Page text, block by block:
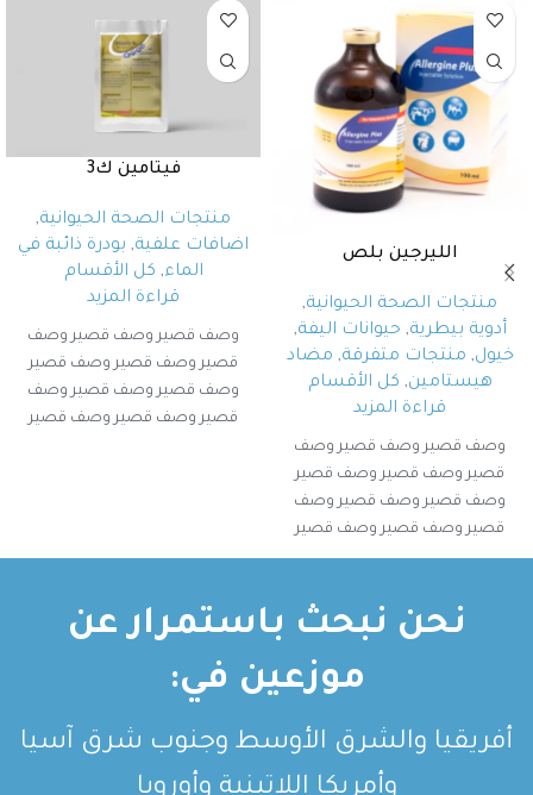
الليرجين بلص
منتجات الصحة الحيوانية,
أدوية بيطرية, حيوانات اليفة,
خيول, منتجات متفرقة, مضاد
هيستامين, كل الأقسام
قراءة المزيد
وصف قصير وصف قصير وصف
قصير وصف قصير وصف قصير
وصف قصير وصف قصير وصف
قصير وصف قصير وصف قصير
وصف قصير وصف قصير
فيتامين ك3
منتجات الصحة الحيوانية,
اضافات علفية, بودرة ذائبة في
الماء, كل الأقسام
قراءة المزيد
وصف قصير وصف قصير وصف
قصير وصف قصير وصف قصير
وصف قصير وصف قصير وصف
قصير وصف قصير وصف قصير
نحن نبحث باستمرار عن
موزعين في:
أفريقيا والشرق الأوسط وجنوب شرق آسيا
وأمريكا اللاتينية وأوروبا